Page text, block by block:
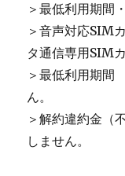
＞最低利用期間
＞音声対応
タ通信専用SIM
＞最低利用期
ん。
＞解約違約金
しません。